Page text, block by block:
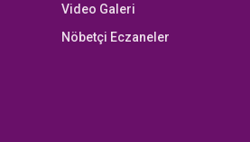
Video Galeri
Nöbetçi Eczaneler